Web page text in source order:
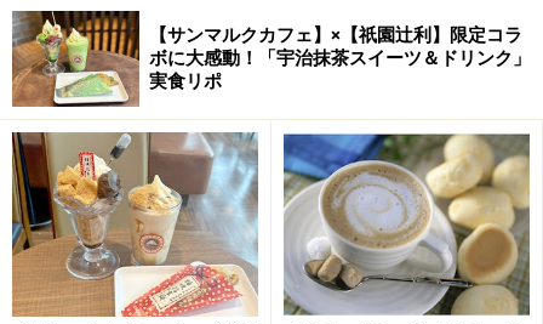
【サンマルクカフェ】×【祇園辻利】限定コラ
ボに大感動！「宇治抹茶スイーツ＆ドリンク」
実食リポ